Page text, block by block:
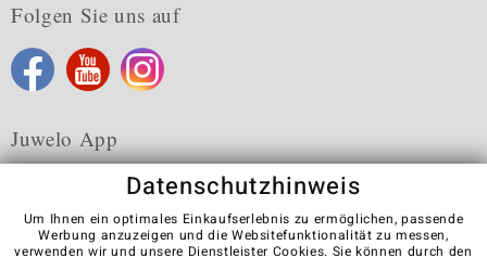
Folgen Sie uns auf
Juwelo App
Datenschutzhinweis
Um Ihnen ein optimales Einkaufserlebnis zu ermöglichen, passende
Werbung anzuzeigen und die Websitefunktionalität zu messen,
verwenden wir und unsere Dienstleister Cookies. Sie können durch den